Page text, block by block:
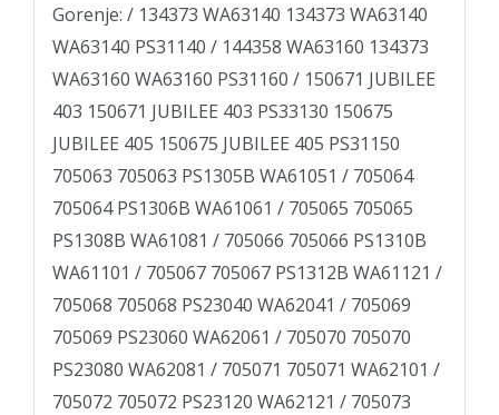
Gorenje: / 134373 WA63140 134373 WA63140
WA63140 PS31140 / 144358 WA63160 134373
WA63160 WA63160 PS31160 / 150671 JUBILEE
403 150671 JUBILEE 403 PS33130 150675
JUBILEE 405 150675 JUBILEE 405 PS31150
705063 705063 PS1305B WA61051 / 705064
705064 PS1306B WA61061 / 705065 705065
PS1308B WA61081 / 705066 705066 PS1310B
WA61101 / 705067 705067 PS1312B WA61121 /
705068 705068 PS23040 WA62041 / 705069
705069 PS23060 WA62061 / 705070 705070
PS23080 WA62081 / 705071 705071 WA62101 /
705072 705072 PS23120 WA62121 / 705073